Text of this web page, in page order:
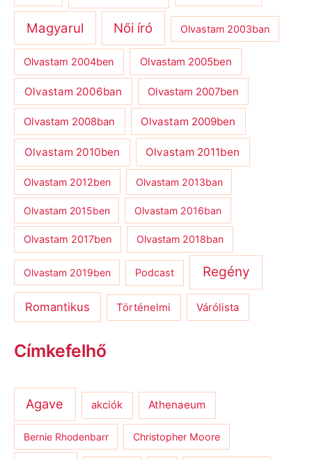
Magyarul Női író Olvastam 2003ban
Olvastam 2004ben Olvastam 2005ben
Olvastam 2006ban Olvastam 2007ben
Olvastam 2008ban Olvastam 2009ben
Olvastam 2010ben Olvastam 2011ben
Olvastam 2012ben Olvastam 2013ban
Olvastam 2015ben Olvastam 2016ban
Olvastam 2017ben Olvastam 2018ban
Olvastam 2019ben Podcast Regény
Romantikus Történelmi Várólista
Címkefelhő
Agave akciók Athenaeum
Bernie Rhodenbarr Christopher Moore